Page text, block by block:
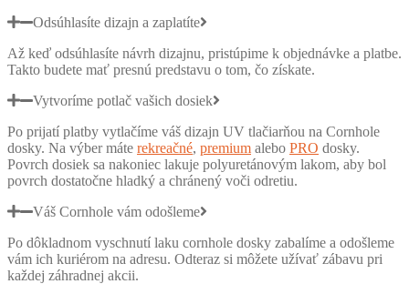
Odsúhlasíte dizajn a zaplatíte
Až keď odsúhlasíte návrh dizajnu, pristúpime k objednávke a platbe.
Takto budete mať presnú predstavu o tom, čo získate.
Vytvoríme potlač vašich dosiek
Po prijatí platby vytlačíme váš dizajn UV tlačiarňou na Cornhole
dosky. Na výber máte rekreačné, premium alebo PRO dosky.
Povrch dosiek sa nakoniec lakuje polyuretánovým lakom, aby bol
povrch dostatočne hladký a chránený voči odretiu.
Váš Cornhole vám odošleme
Po dôkladnom vyschnutí laku cornhole dosky zabalíme a odošleme
vám ich kuriérom na adresu. Odteraz si môžete užívať zábavu pri
každej záhradnej akcii.